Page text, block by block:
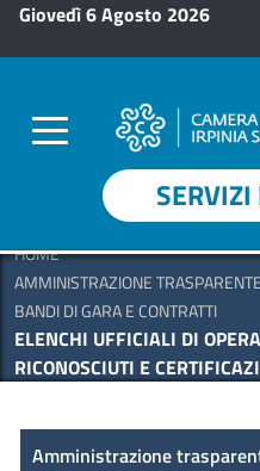
Salta al contenuto principale
Giovedì 6 Agosto 2026
SERVIZI
HOME
AMMINISTRAZIONE TRASPARENTE
BANDI DI GARA E CONTRATTI
ELENCHI UFFICIALI DI
RICONOSCIUTI E
Amministrazione
Amministrazione